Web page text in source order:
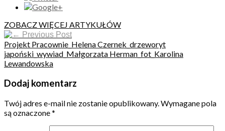
ZOBACZ WIĘCEJ ARTYKUŁÓW
Previous Post
Projekt Pracownie_Helena Czernek_drzeworyt
japoński_wywiad_Małgorzata Herman_fot_Karolina
Lewandowska
Dodaj komentarz
Twój adres e-mail nie zostanie opublikowany. Wymagane pola
są oznaczone*